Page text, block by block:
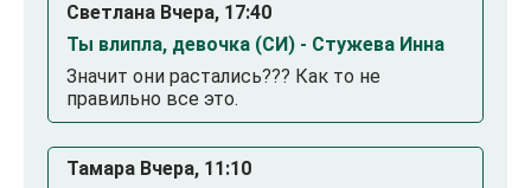
Светлана Вчера, 17:40
Ты влипла, девочка (СИ) - Стужева Инна
Значит они растались??? Как то не
правильно все это.
Тамара Вчера, 11:10